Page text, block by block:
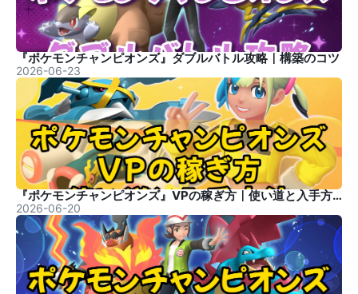
『ポケモンチャンピオンズ』ダブルバトル攻略｜構築のコツ
2026-06-23
『ポケモンチャンピオンズ』VPの稼ぎ方｜使い道と入手方法
2026-06-20